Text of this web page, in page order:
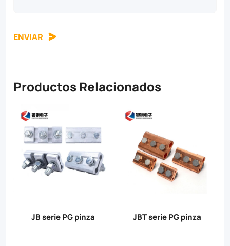
ENVIAR
Productos Relacionados
JB serie PG pinza JBT serie PG pinza